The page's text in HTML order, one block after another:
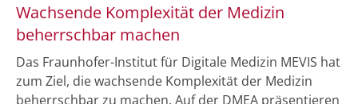
Wachsende Komplexität der Medizin
beherrschbar machen
Das Fraunhofer-Institut für Digitale Medizin MEVIS hat
zum Ziel, die wachsende Komplexität der Medizin
beherrschbar zu machen. Auf der DMEA präsentieren